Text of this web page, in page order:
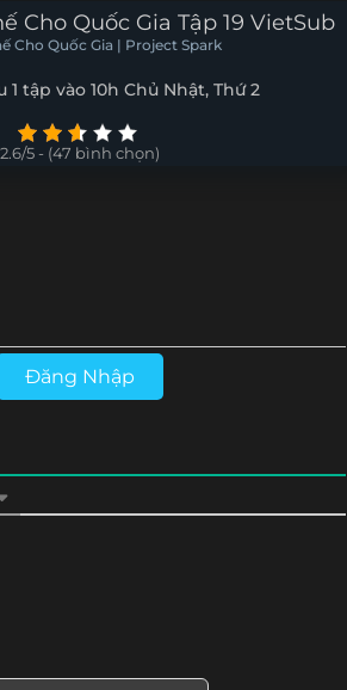
15 Tập 14 Tập 13
Tập 7 Tập 6
Cho Quốc Gia Tập 19 VietSub
Cho Quốc Gia | Project Spark
1 tập vào 10h Chủ Nhật, Thứ 2
2.6/5 - (47 bình chọn)
Đăng Nhập